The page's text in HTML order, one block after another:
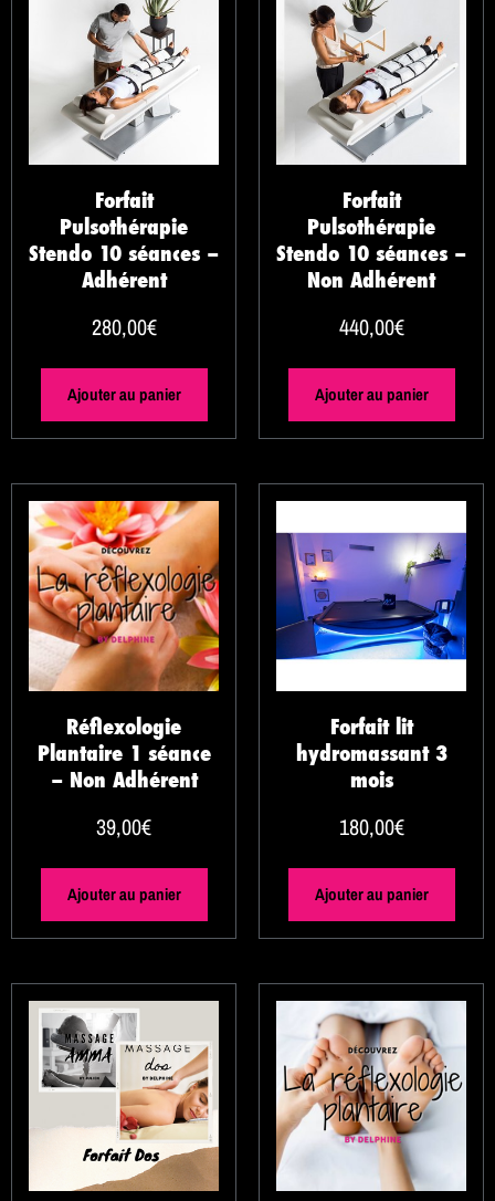
Forfait
Pulsothérapie
Stendo 10 séances –
Adhérent
280,00€
Ajouter au panier
Forfait
Pulsothérapie
Stendo 10 séances –
Non Adhérent
440,00€
Ajouter au panier
Réflexologie
Plantaire 1 séance
– Non Adhérent
39,00€
Ajouter au panier
Forfait lit
hydromassant 3
mois
180,00€
Ajouter au panier